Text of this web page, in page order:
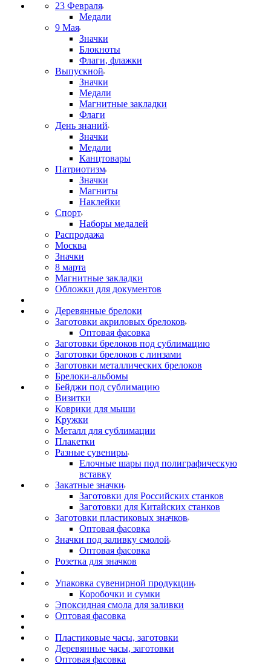
23 Февраля
Медали
9 Мая
Значки
Блокноты
Флаги, флажки
Выпускной
Значки
Медали
Магнитные закладки
Флаги
День знаний
Значки
Медали
Канцтовары
Патриотизм
Значки
Магниты
Наклейки
Спорт
Наборы медалей
Распродажа
Москва
Значки
8 марта
Магнитные закладки
Обложки для документов
Деревянные брелоки
Заготовки акриловых брелоков
Оптовая фасовка
Заготовки брелоков под сублимацию
Заготовки брелоков с линзами
Заготовки металлических брелоков
Брелоки-альбомы
Бейджи под сублимацию
Визитки
Коврики для мыши
Кружки
Металл для сублимации
Плакетки
Разные сувениры
Елочные шары под полиграфическую
вставку
Закатные значки
Заготовки для Российских станков
Заготовки для Китайских станков
Заготовки пластиковых значков
Оптовая фасовка
Значки под заливку смолой
Оптовая фасовка
Розетка для значков
Упаковка сувенирной продукции
Коробочки и сумки
Эпоксидная смола для заливки
Оптовая фасовка
Пластиковые часы, заготовки
Деревянные часы, заготовки
Оптовая фасовка